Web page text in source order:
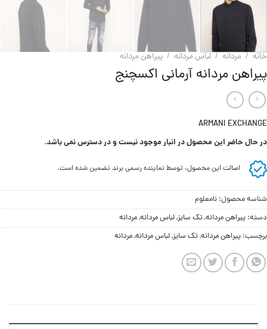
خانه / مردانه / لباس مردانه / پیراهن مردانه
پیراهن مردانه آرمانی اکسچنج
ARMANI EXCHANGE
در حال حاضر این محصول در انبار موجود نیست و در دسترس نمی باشد.
اصالت این محصول، توسط نماینده رسمی برند تضمین شده است.
شناسه محصول: نامعلوم
دسته: پیراهن مردانه,تک سایز,لباس مردانه,مردانه
برچسب: پیراهن مردانه,تک سایز,لباس مردانه,مردانه